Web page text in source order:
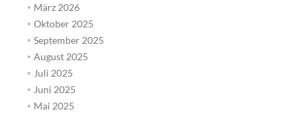
März 2026
Oktober 2025
September 2025
August 2025
Juli 2025
Juni 2025
Mai 2025